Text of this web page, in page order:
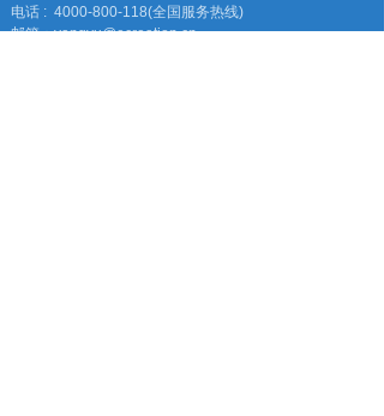
电话 : 4000-800-118(全国服务热线)
邮箱：yangyu@ecreation.cn